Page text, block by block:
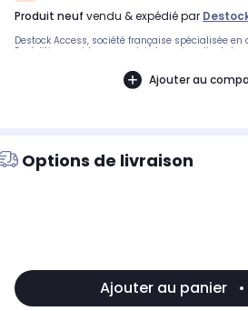
produit neuf vendu & expédié par
Destock Access, société française spécialisée
Expédition rapide avec suivi et service client de
Ajouter au
Options de livraison
Ajouter au panier •